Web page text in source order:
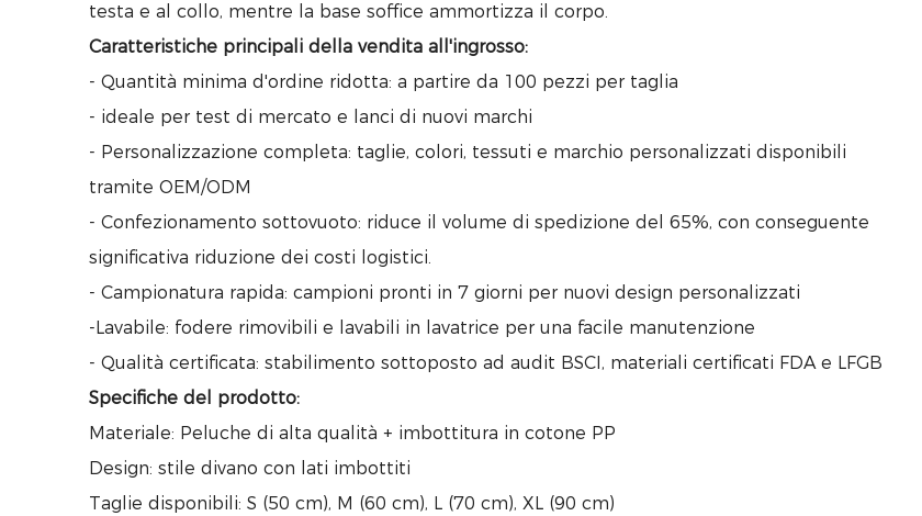
testa e al collo, mentre la base soffice ammortizza il corpo.
Caratteristiche principali della vendita all'ingrosso:
- Quantità minima d'ordine ridotta: a partire da 100 pezzi per taglia
- ideale per test di mercato e lanci di nuovi marchi
- Personalizzazione completa: taglie, colori, tessuti e marchio personalizzati disponibili
tramite OEM/ODM
- Confezionamento sottovuoto: riduce il volume di spedizione del 65%, con conseguente
significativa riduzione dei costi logistici.
- Campionatura rapida: campioni pronti in 7 giorni per nuovi design personalizzati
-Lavabile: fodere rimovibili e lavabili in lavatrice per una facile manutenzione
- Qualità certificata: stabilimento sottoposto ad audit BSCI, materiali certificati FDA e LFGB
Specifiche del prodotto:
Materiale: Peluche di alta qualità + imbottitura in cotone PP
Design: stile divano con lati imbottiti
Taglie disponibili: S (50 cm), M (60 cm), L (70 cm), XL (90 cm)